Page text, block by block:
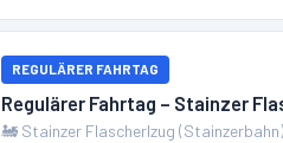
REGULÄRER FAHRTAG
Regulärer Fahrtag – Stainzer
🚂 Stainzer Flascherlzug (Stainzerbahn)